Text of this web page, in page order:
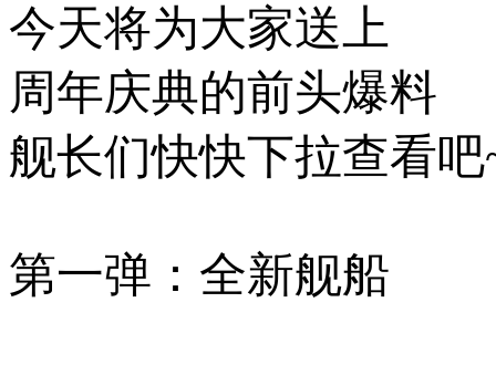
今天将为大家送上
周年庆典的前头爆料
舰长们快快下拉查看吧
第一弹：全新舰船